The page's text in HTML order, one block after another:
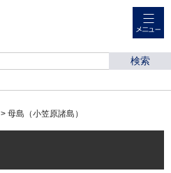
> 母島（小笠原諸島）